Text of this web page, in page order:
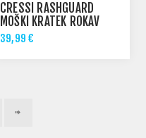
CRESSI RASHGUARD
MOŠKI KRATEK ROKAV
MASKIRNA
39,99 €